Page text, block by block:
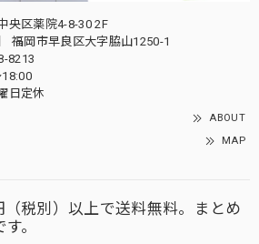
市中央区薬院4-8-30 2F
福岡市早良区大字脇山1250-1
8213
18:00
日定休
ABOUT
MAP
（税別）以上で送料無料。まとめ
。